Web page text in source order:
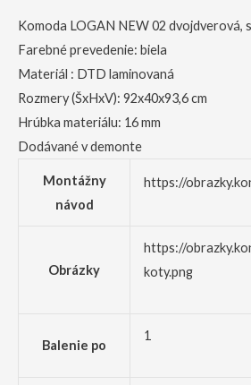
Komoda LOGAN NEW 02 dvojdverová,
Farebné prevedenie: biela
Materiál : DTD laminovaná
Rozmery (ŠxHxV): 92x40x93,6 cm
Hrúbka materiálu: 16 mm
Dodávané v demonte
Montážny
návod
https://
Obrázky
https://
koty.png
Balenie po
1